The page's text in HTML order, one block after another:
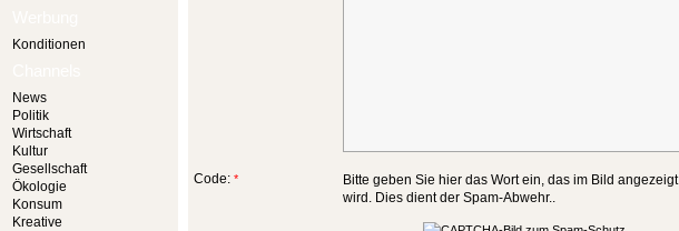
Konditionen
News
Politik
Wirtschaft
Kultur
Gesellschaft
Ökologie
Konsum
Kreative
Code: *
Bitte geben Sie hier das Wort ein, das im Bild angezeigt
wird. Dies dient der Spam-Abwehr..